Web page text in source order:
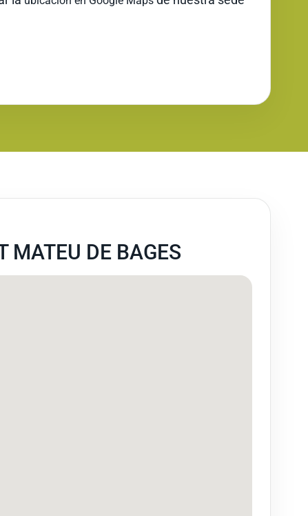
MATEU DE BAGES